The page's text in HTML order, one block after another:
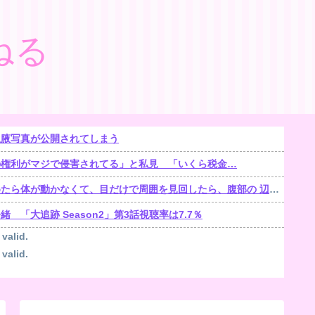
る
写真が公開されてしまう
利がマジで侵害されてる」と私見 「いくら税金…
、目だけで周囲を見回したら、腹部の 辺りをじっと見る「青く光る骨格標本」が居た【再】
「大追跡 Season2」第3話視聴率は7.7％
valid.
valid.